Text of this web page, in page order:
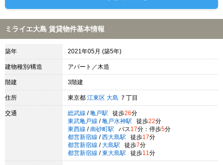
ミライエ大島 賃貸物件基本情報
築年 2021年05月 (築5年)
建物種別/構造 アパート／木造
階建 3階建
住所 東京都 江東区 大島 ７丁目
交通 総武線 / 亀戸駅 徒歩26分
東武亀戸線 / 亀戸水神駅 徒歩22分
東西線 / 南砂町駅 バス 17分：停歩5分
都営新宿線 / 西大島駅 徒歩17分
都営新宿線 / 大島駅 徒歩7分
都営新宿線 / 東大島駅 徒歩11 分